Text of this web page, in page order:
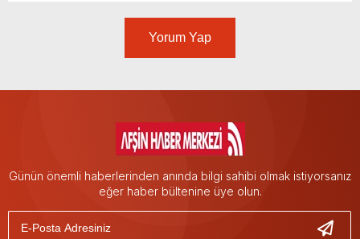
Yorum Yap
Günün önemli haberlerinden anında bilgi sahibi olmak istiyorsanız
eğer haber bültenine üye olun.